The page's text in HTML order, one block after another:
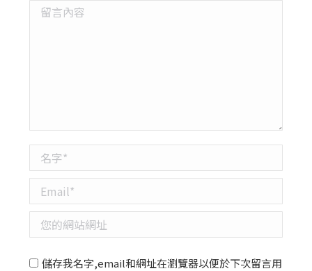
留言內容
名字 *
Email *
您的網站網址
儲存我名字,email和網址在瀏覽器以便於下次留言用